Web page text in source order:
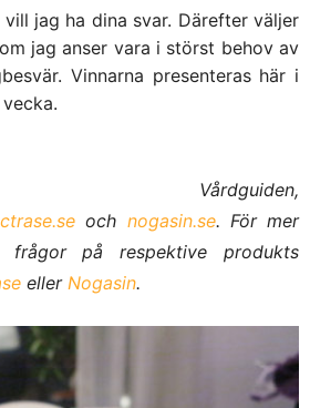
jag ha dina svar. Därefter väljer
jag anser vara i störst behov av
Vinnarna presenteras här i
och nogasin.se. För mer
på respektive produkts
eller Nogasin.